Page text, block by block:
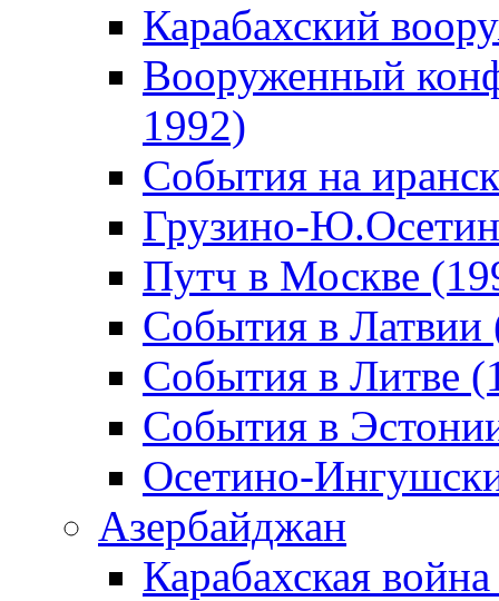
Карабахский
Вооруженный
1992)
События на
Грузино-
Путч в Москве
События в Латвии
События в Литве
События в
Осетино-
Азербайджан
Карабахская